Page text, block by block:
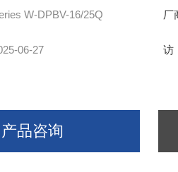
W-DPBV-16/25Q 厂
06-27 访
产品咨询